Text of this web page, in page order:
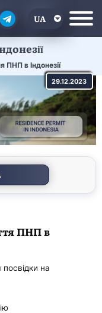
UA
CN
ПНП в Індонезії
29.12.2023
ПНП в
на